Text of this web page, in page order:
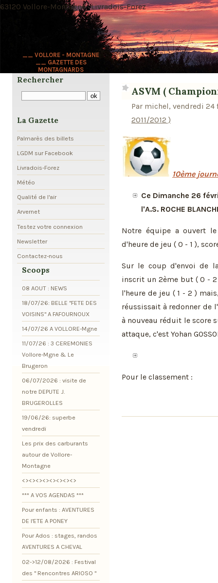
__ VOLLORE - MONTAGNE
__ GAZETTE DES
MONTAGNARDS
63120 Vollore-Montagne · Livradois-Forez
ASVM (
Par michel, vendredi 24
2011/2012 )
10ème
Ce Dimanche 26
l'A.S. ROCHE
Notre équipe a ouvert le
d'heure de jeu ( 0 - 1 ),
Sur le coup d'envoi de la
inscrit un 2ème but ( 0 -
l'heure de jeu ( 1 - 2 )
réussissait à redonner de
à nouveau réduit le score
attaque, c'est Yohan
Pour le classement :
Rechercher
La Gazette
Palmarès des billets
LGDM sur Facebook
Livradois-Forez
Météo
Qualité de l'air
Arvernet
Testez votre connexion
Newsletter
Contactez-nous
Scoops
08 AOUT : NEWS
18/07/26: BELLE "FETE DES
VOISINS" A FAFOURNOUX
14/07/26 A VOLLORE-Mgne
11/07/26 : 3 CEREMONIES
Vollore-Mgne & Le
Brugeron
06/07/2026 : visite de
notre DEPUTE J.
BRUGEROLLES
19/06/26: superbe
vendredi
Les prix des carburants
autour de Vollore-
Montagne
<><><><><><><><>
*** A VOS AGENDAS ***
Pour enfants : AVENTURES
DE l'ETE A PONEY
Pour Ados : stages, randos
AVENTURES A CHEVAL
02->12/08/2026 : Festival
des " Rencontres ARIOSO "